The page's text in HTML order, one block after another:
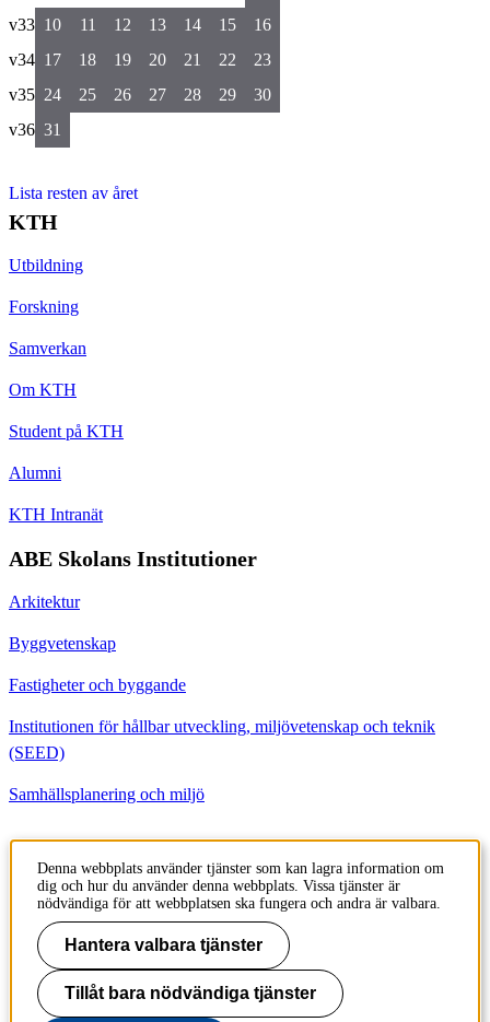
v33 10 11 12 13 14 15
16
v34 17 18 19 20 21 22
23
v35 24 25 26 27 28 29
30
v36 31
Lista resten av året
KTH
Utbildning
Forskning
Samverkan
Om KTH
Student på KTH
Alumni
KTH Intranät
ABE Skolans Institutioner
Arkitektur
Byggvetenskap
Fastigheter och byggande
Institutionen för hållbar utveckling, miljövetenskap och teknik
(SEED)
Samhällsplanering och miljö
Kontakt
Institutionen för Byggvetenskap
Brinellvägen 23
100 44 Stockholm
Sweden
+46 8 790 6000
Denna webbplats använder tjänster som kan lagra information om
dig och hur du använder denna webbplats. Vissa tjänster är
nödvändiga för att webbplatsen ska fungera och andra är valbara.
Hantera valbara tjänster
Tillåt bara nödvändiga tjänster